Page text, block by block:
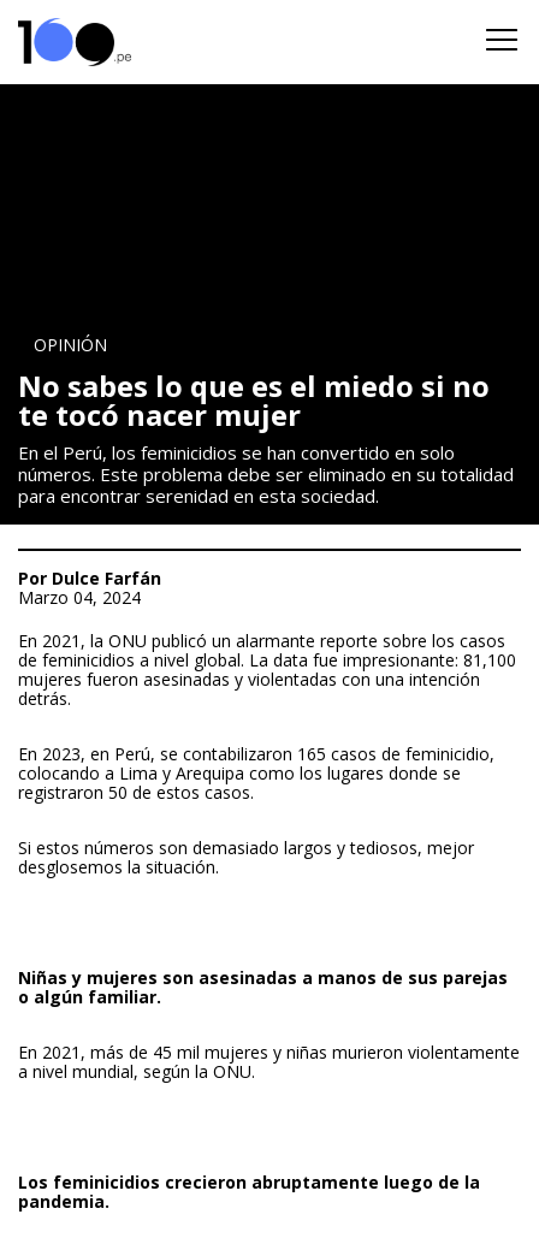
OPINIÓN
No sabes lo que es el miedo si no
te tocó nacer mujer
En el Perú, los feminicidios se han convertido en solo
números. Este problema debe ser eliminado en su totalidad
para encontrar serenidad en esta sociedad.
Por Dulce Farfán
Marzo 04, 2024
En 2021, la ONU publicó un alarmante reporte sobre los casos
de feminicidios a nivel global. La data fue impresionante: 81,100
mujeres fueron asesinadas y violentadas con una intención
detrás.
En 2023, en Perú, se contabilizaron 165 casos de feminicidio,
colocando a Lima y Arequipa como los lugares donde se
registraron 50 de estos casos.
Si estos números son demasiado largos y tediosos, mejor
desglosemos la situación.
Niñas y mujeres son asesinadas a manos de sus parejas
o algún familiar.
En 2021, más de 45 mil mujeres y niñas murieron violentamente
a nivel mundial, según la ONU.
Los feminicidios crecieron abruptamente luego de la
pandemia.